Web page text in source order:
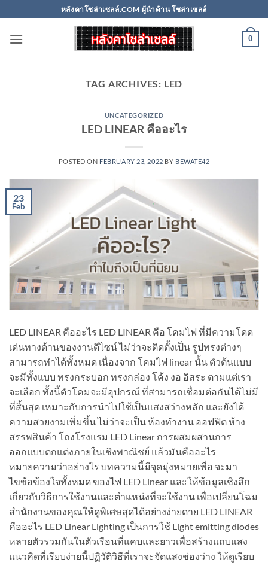
to
content
หลังคาโซล่าเซลล์.COM ผู้นำด้าน โซล่าเซลล์
0
TAG ARCHIVES: LED
UNCATEGORIZED
LED LINEAR คืออะไร
POSTED ON FEBRUARY 23, 2022 BY BEWATE42
23
Feb
LED LINEAR คืออะไร LED LINEAR คือ โคมไฟ ที่มีความโดด
เด่นทางด้านของงานดีไซน์ ไม่ว่าจะติดตั้งเป็น รูปทรงต่างๆ
สามารถทำได้ทั้งหมด เนื่องจาก โคมไฟ linear นั้น ตัวต้นแบบ
จะมีทั้งแบบ ทรงกระบอก ทรงกล่อง โค้ง งอ อิสระ ตามแต่เรา
จะเลือก ทั้งนี้ตัวโคมจะมีอุปกรณ์ ที่สามารถเชื่อมต่อกันได้ไม่มี
ที่สิ้นสุด เหมาะกับการนำไปใช้เป็นแสงสว่างหลัก และยังได้
ความสวยงามเพิ่มขึ้น ไม่ว่าจะเป็น ห้องทำงาน ออฟฟิต ห้าง
สรรพสินค้า โถงโรงแรม LED Linear การผสมผสานการ
ออกแบบตกแต่งภายในเชิงพาณิชย์ แล้วมันคืออะไร
หมายความว่าอย่างไร บทความนี้มีจุดมุ่งหมายเพื่อ จะมา
ไขข้อข้องใจทั้งหมด ของไฟ LED Linear และให้ข้อมูลเชิงลึก
เกี่ยวกับวิธีการใช้งานและตำแหน่งที่จะใช้งาน เพื่อเปลี่ยนโฉม
สำนักงานของคุณให้ดูพิเศษสุดได้อย่างง่ายดาย LED LINEAR
คืออะไร LED Linear Lighting เป็นการใช้ Light emitting diodes
หลายตัวรวมกันในตัวเรือนที่แคบและยาวเพื่อสร้างแถบแสง
แนวคิดที่เรียบง่ายนี้ปฏิวัติวิธีที่เราจะจัดแสงช่องว่าง ให้ดูเรียบ